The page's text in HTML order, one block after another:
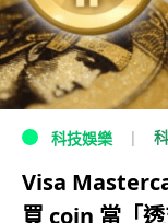
科技娛樂
Visa
買 coin 當「透